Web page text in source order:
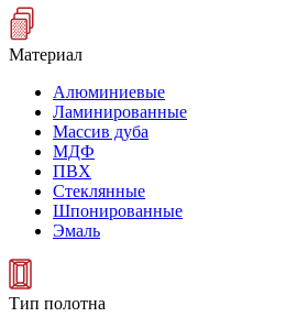
Материал
Алюминиевые
Ламинированные
Массив дуба
МДФ
ПВХ
Стеклянные
Шпонированные
Эмаль
Тип полотна